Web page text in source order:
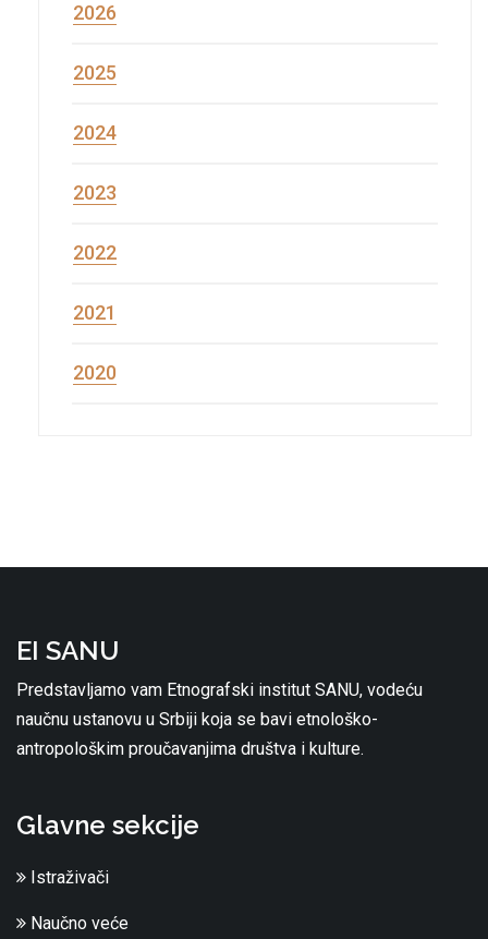
2026
2025
2024
2023
2022
2021
2020
EI SANU
Predstavljamo vam Etnografski institut SANU, vodeću
naučnu ustanovu u Srbiji koja se bavi etnološko-
antropološkim proučavanjima društva i kulture.
Glavne sekcije
Istraživači
Naučno veće